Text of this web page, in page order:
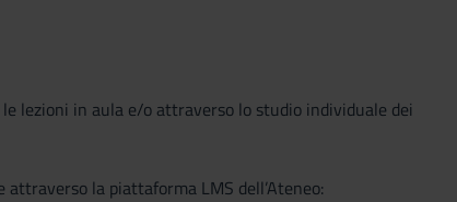
lezioni in aula e/o attraverso lo studio individuale dei
la piattaforma LMS dell’Ateneo: